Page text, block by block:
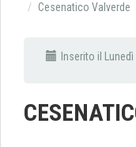
Cesenatico Valverde
Inserito il